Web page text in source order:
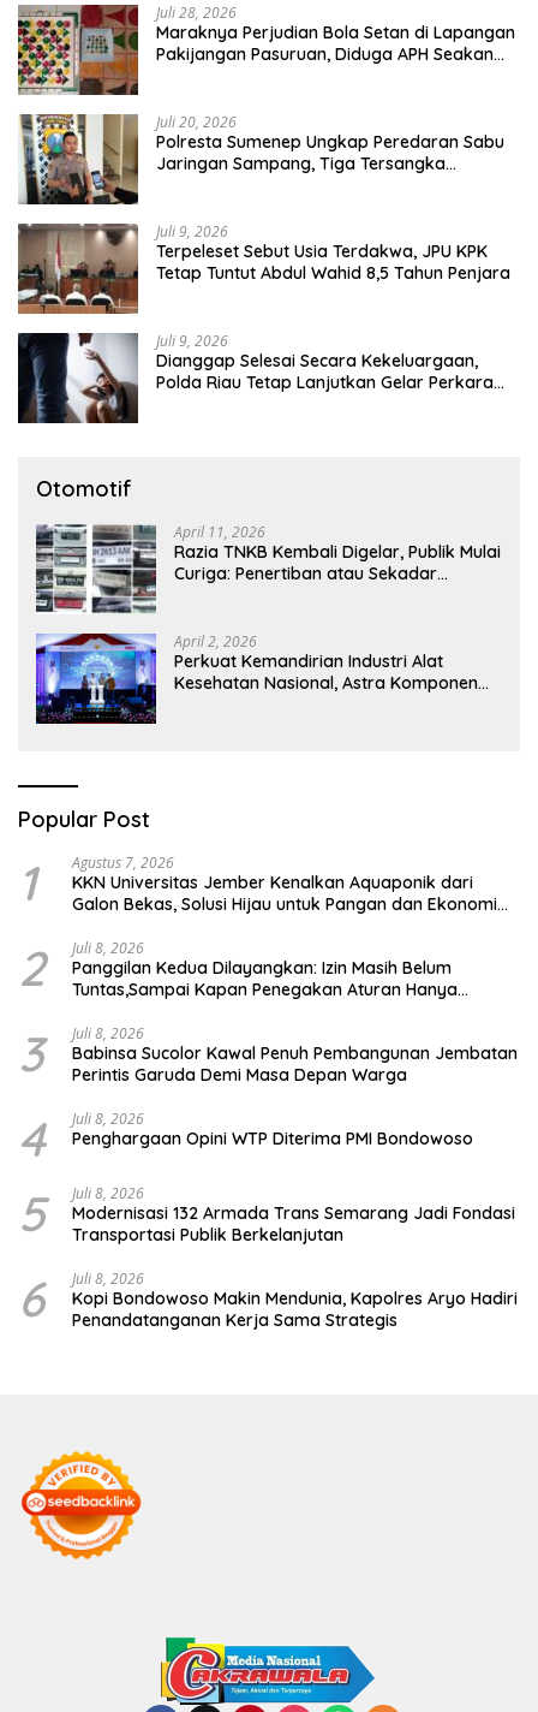
Juli 28, 2026
Maraknya Perjudian Bola Setan di Lapangan
Pakijangan Pasuruan, Diduga APH Seakan
Juli 20, 2026
Polresta Sumenep Ungkap Peredaran Sabu
Jaringan Sampang, Tiga Tersangka
Juli 9, 2026
Terpeleset Sebut Usia Terdakwa, JPU KPK
Tetap Tuntut Abdul Wahid 8,5 Tahun Penjara
Juli 9, 2026
Dianggap Selesai Secara Kekeluargaan,
Polda Riau Tetap Lanjutkan Gelar Perkara
Otomotif
April 11, 2026
Razia TNKB Kembali Digelar, Publik Mulai
Curiga: Penertiban atau Sekadar
April 2, 2026
Perkuat Kemandirian Industri Alat
Kesehatan Nasional, Astra Komponen
Popular Post
1 Agustus 7, 2026
KKN Universitas Jember Kenalkan Aquaponik dari
Galon Bekas, Solusi Hijau untuk Pangan dan Ekonomi
2 Juli 8, 2026
Panggilan Kedua Dilayangkan: Izin Masih Belum
Tuntas,Sampai Kapan Penegakan Aturan Hanya
3 Juli 8, 2026
Babinsa Sucolor Kawal Penuh Pembangunan Jembatan
Perintis Garuda Demi Masa Depan Warga
4 Juli 8, 2026
Penghargaan Opini WTP Diterima PMI Bondowoso
5 Juli 8, 2026
Modernisasi 132 Armada Trans Semarang Jadi Fondasi
Transportasi Publik Berkelanjutan
6 Juli 8, 2026
Kopi Bondowoso Makin Mendunia, Kapolres Aryo Hadiri
Penandatanganan Kerja Sama Strategis